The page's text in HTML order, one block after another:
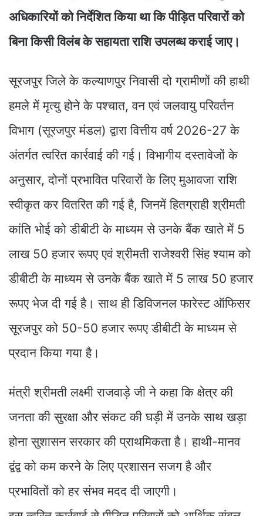
अधिकारियों को निर्देशित किया था कि पीड़ित परिवारों को
बिना किसी विलंब के सहायता राशि उपलब्ध कराई जाए।
सूरजपुर जिले के कल्याणपुर निवासी दो ग्रामीणों की हाथी
हमले में मृत्यु होने के पश्चात, वन एवं जलवायु परिवर्तन
विभाग (सूरजपुर मंडल) द्वारा वित्तीय वर्ष 2026-27 के
अंतर्गत त्वरित कार्रवाई की गई। विभागीय दस्तावेजों के
अनुसार, दोनों प्रभावित परिवारों के लिए मुआवजा राशि
स्वीकृत कर वितरित की गई है, जिनमें हितग्राही श्रीमती
कांति भोई को डीबीटी के माध्यम से उनके बैंक खाते में 5
लाख 50 हजार रूपए एवं श्रीमती राजेश्वरी सिंह श्याम को
डीबीटी के माध्यम से उनके बैंक खाते में 5 लाख 50 हजार
रूपए भेज दी गई है। साथ ही डिविजनल फारेस्ट ऑफिसर
सूरजपुर को 50-50 हजार रूपए डीबीटी के माध्यम से
प्रदान किया गया है।
मंत्री श्रीमती लक्ष्मी राजवाड़े जी ने कहा कि क्षेत्र की
जनता की सुरक्षा और संकट की घड़ी में उनके साथ खड़ा
होना सुशासन सरकार की प्राथमिकता है। हाथी-मानव
द्वंद्व को कम करने के लिए प्रशासन सजग है और
प्रभावितों को हर संभव मदद दी जाएगी।